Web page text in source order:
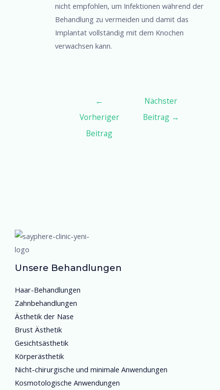
nicht empfohlen, um Infektionen während der
Behandlung zu vermeiden und damit das
Implantat vollständig mit dem Knochen
verwachsen kann.
←
Vorheriger
Beitrag
Nächster
Beitrag →
Unsere Behandlungen
Haar-Behandlungen
Zahnbehandlungen
Ästhetik der Nase
Brust Ästhetik
Gesichtsästhetik
Körperästhetik
Nicht-chirurgische und minimale Anwendungen
Kosmotologische Anwendungen